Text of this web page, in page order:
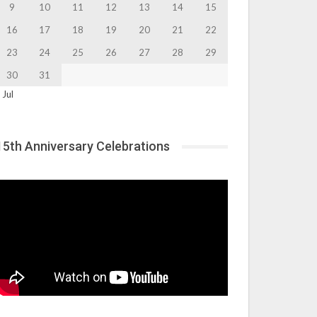
9 10 11 12 13 14
15
16
17 18 19 20 21
22
23
24 25 26 27 28
29
30
31
Jul
Anniversary Celebrations